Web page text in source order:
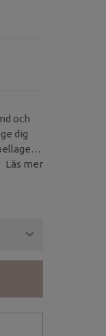
och
dig
Läs mer